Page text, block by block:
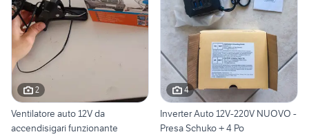
2
Ventilatore auto 12V da
accendisigari funzionante
4
Inverter Auto 12V-220V NUOVO -
Presa Schuko + 4 Po